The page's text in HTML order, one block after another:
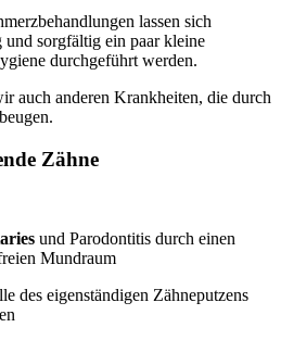
lassen sich
sorgfältig ein paar kleine
durchgeführt werden.
auch anderen Krankheiten, die durch
Zähne
und Parodontitis durch einen
Mundraum
des eigenständigen Zähneputzens